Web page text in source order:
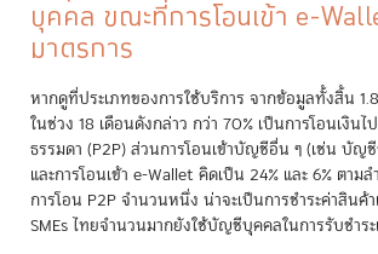
บุคคล ขณะที่การโอนเข้า e-
มาตรการ
หากดูที่ประเภทของการใช้บริการ จากข้อมูลทั้งสิ้น
ในช่วง 18 เดือนดังกล่าว กว่า 70% เป็นการโอนเงิ
ธรรมดา (P2P) ส่วนการโอนเข้าบัญชีอื่น ๆ (เช่น บั
และการโอนเข้า e-Wallet คิดเป็น 24% และ 6% ตาม
การโอน P2P จำนวนหนึ่ง น่าจะเป็นการชำระค่าสินค้
SMEs ไทยจำนวนมากยังใช้บัญชีบุคคลในการรับชำระ